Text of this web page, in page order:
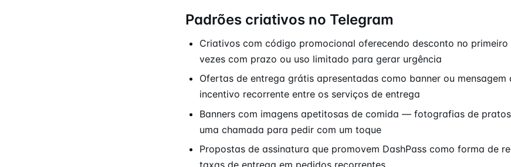
Padrões criativos no Telegram
Criativos com código promocional oferecendo desconto no
vezes com prazo ou uso limitado para gerar urgência
Ofertas de entrega grátis apresentadas como banner ou
incentivo recorrente entre os serviços de entrega
Banners com imagens apetitosas de comida — fotografias de
uma chamada para pedir com um toque
Propostas de assinatura que promovem DashPass como forma de